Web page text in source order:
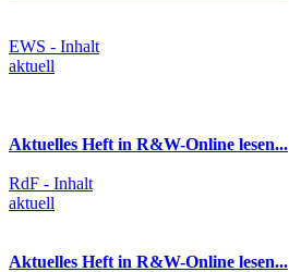
EWS - Inhalt
aktuell
Aktuelles Heft in R&W-Online lesen...
RdF - Inhalt
aktuell
Aktuelles Heft in R&W-Online lesen...